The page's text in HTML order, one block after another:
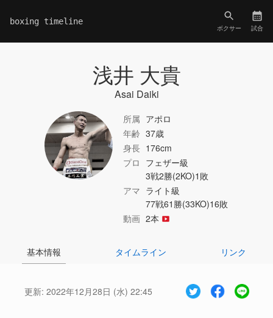
boxing timeline
ボクサー 試合
浅井 大貴
Asai Daiki
所属 アポロ
年齢 37歳
身長 176cm
プロ フェザー級
3戦2勝(2KO)1敗
アマ ライト級
77戦61勝(33KO)16敗
動画 2本
基本情報 タイムライン リンク
更新: 2022年12月28日 (水) 22:45